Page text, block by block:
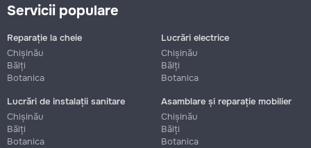
Servicii populare
Reparație la cheie
Chișinău
Bălți
Botanica
Lucrări electrice
Chișinău
Bălți
Botanica
Lucrări de instalații sanitare
Chișinău
Bălți
Botanica
Asamblare și reparație mobilier
Chișinău
Bălți
Botanica